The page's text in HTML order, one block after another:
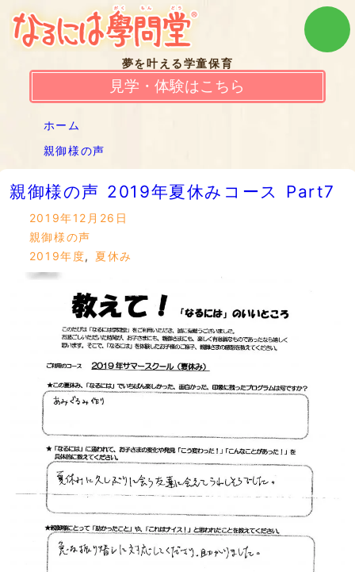
夢を叶える学童保育
見学・体験はこちら
ホーム
親御様の声
親御様の声 2019年夏休みコース Part7
2019年12月26日
親御様の声
2019年度, 夏休み